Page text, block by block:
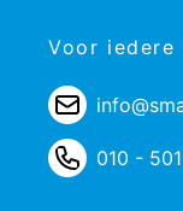
Voor
010 -